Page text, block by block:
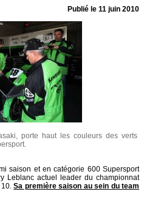
Publié le11 juin 2010
porte haut les couleurs des verts
saison et en catégorie 600 Supersport
Leblanc actuel leader du championnat
10.Sa première saison au sein du team